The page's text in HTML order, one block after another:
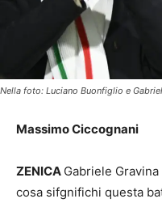
Nella foto: Luciano Buonfiglio e
Massimo Ciccognani
ZENICA Gabriele
cosa sifgnifichi questa